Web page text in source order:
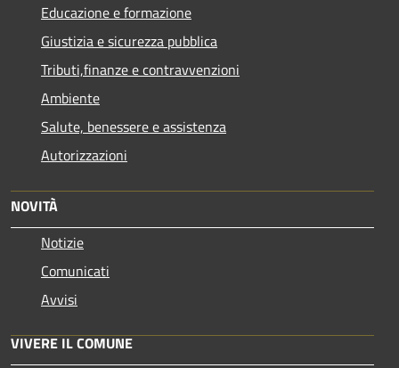
Educazione e formazione
Giustizia e sicurezza pubblica
Tributi,finanze e contravvenzioni
Ambiente
Salute, benessere e assistenza
Autorizzazioni
NOVITÀ
Notizie
Comunicati
Avvisi
VIVERE IL COMUNE